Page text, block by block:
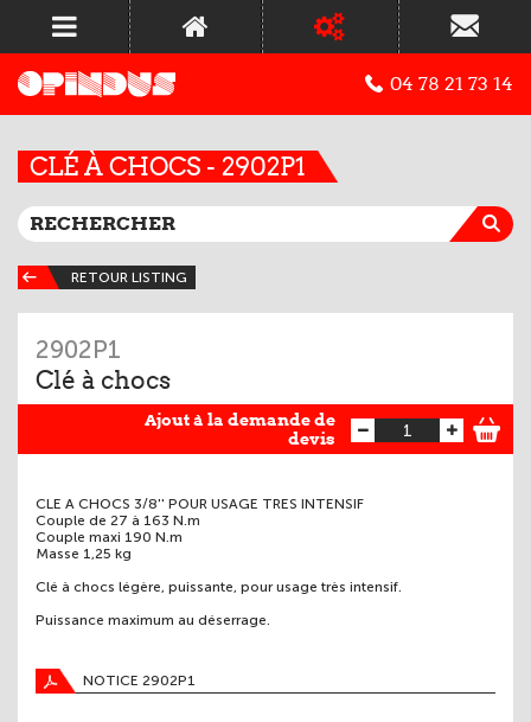
04 78 21 73 14
CLÉ À CHOCS - 2902P1
RETOUR LISTING
2902P1
Clé à chocs
Ajout à la demande de
devis
CLE A CHOCS 3/8'' POUR USAGE TRES INTENSIF
Couple de 27 à 163 N.m
Couple maxi 190 N.m
Masse 1,25 kg
Clé à chocs légère, puissante, pour usage très intensif.
Puissance maximum au déserrage.
NOTICE 2902P1